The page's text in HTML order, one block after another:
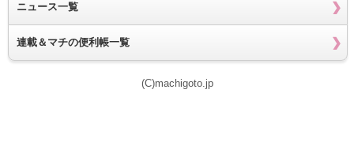
ニュース一覧
連載＆マチの便利帳一覧
(C)machigoto.jp